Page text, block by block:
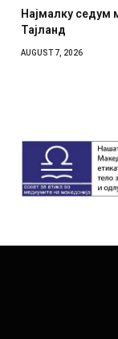
Најмалку седум
Тајланд
AUGUST 7, 2026